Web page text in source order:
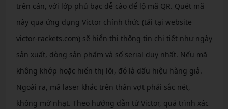
trên cán, với lớp phủ bạc dễ cào để lộ mã QR. Quét mã
này qua ứng dụng Victor chính thức (tải tại website
victor-rackets.com) sẽ hiển thị thông tin chi tiết như ngày
sản xuất, dòng sản phẩm và số serial duy nhất. Nếu mã
không khớp hoặc hiển thị lỗi, đó là dấu hiệu hàng giả.
Ngoài ra, mã laser khắc trên thân vợt phải sắc nét,
không mờ nhạt. Theo hướng dẫn từ Victor, quá trình xác